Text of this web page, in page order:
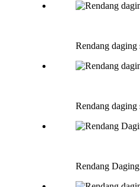
Rendang daging
Rendang daging
Rendang